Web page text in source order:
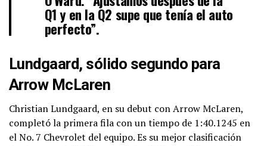
Q1 y en la Q2 supe que tenía el auto
perfecto”.
Lundgaard, sólido segundo para
Arrow McLaren
Christian Lundgaard, en su debut con Arrow McLaren,
completó la primera fila con un tiempo de 1:40.1245 en
el No. 7 Chevrolet del equipo. Es su mejor clasificación